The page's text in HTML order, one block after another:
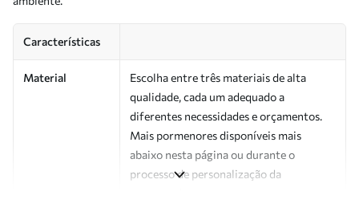
Características
Material
Escolha entre três materiais de alta
qualidade, cada um adequado a
diferentes necessidades e orçamentos.
Mais pormenores disponíveis mais
abaixo nesta página ou durante o
processo de personalização da